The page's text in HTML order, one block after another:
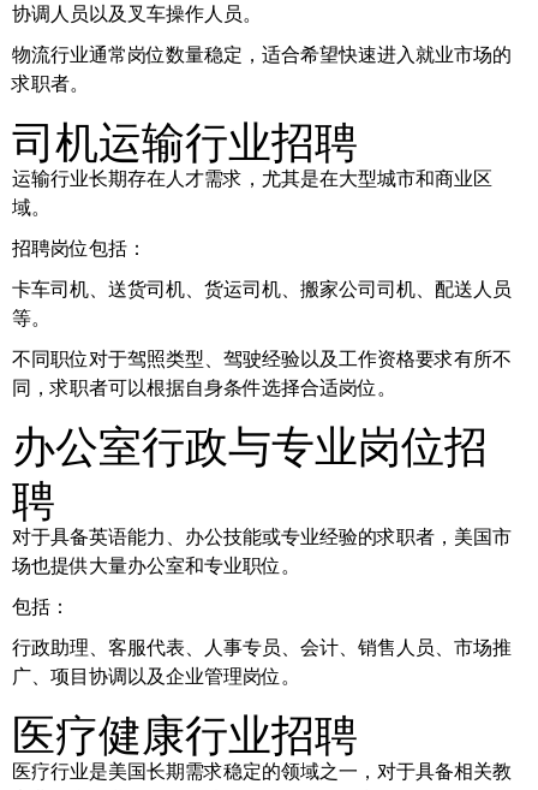
协调人员以及叉车操作人员。
物流行业通常岗位数量稳定，适合希望快速进入就业市场的
求职者。
司机运输行业招聘
运输行业长期存在人才需求，尤其是在大型城市和商业区
域。
招聘岗位包括：
卡车司机、送货司机、货运司机、搬家公司司机、配送人员
等。
不同职位对于驾照类型、驾驶经验以及工作资格要求有所不
同，求职者可以根据自身条件选择合适岗位。
办公室行政与专业岗位招
聘
对于具备英语能力、办公技能或专业经验的求职者，美国市
场也提供大量办公室和专业职位。
包括：
行政助理、客服代表、人事专员、会计、销售人员、市场推
广、项目协调以及企业管理岗位。
医疗健康行业招聘
医疗行业是美国长期需求稳定的领域之一，对于具备相关教